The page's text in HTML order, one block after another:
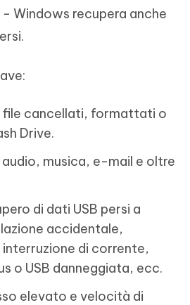
Windows recupera anche
file cancellati, formattati o
Drive.
musica, e-mail e oltre
di dati USB persi a
accidentale,
di corrente,
o USB danneggiata, ecc.
elevato e velocità di